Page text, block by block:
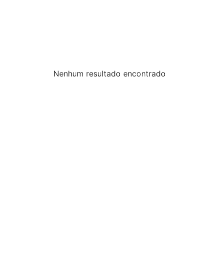
Nenhum resultado encontrado